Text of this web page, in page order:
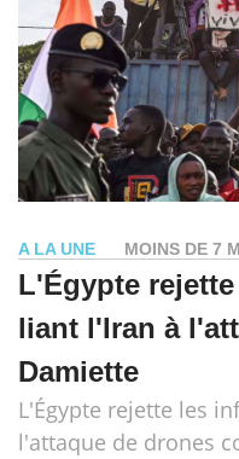
A LA UNE MOINS DE 7
L'Égypte
liant l'Iran à
Damiette
L'Égypte rejette les
l'attaque de drones